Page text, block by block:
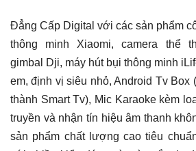
Đẳng Cấp Digital với các sản phẩm
thông minh Xiaomi, camera thể
gimbal Dji, máy hút bụi thông minh
em, định vị siêu nhỏ, Android Tv Box
thành Smart Tv), Mic Karaoke kèm
truyền và nhận tín hiệu âm thanh
sản phẩm chất lượng cao tiêu